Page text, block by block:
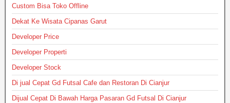
Custom Bisa Toko Offline
Dekat Ke Wisata Cipanas Garut
Developer Price
Developer Properti
Developer Stock
Di jual Cepat Gd Futsal Cafe dan Restoran Di Cianjur
Dijual Cepat Di Bawah Harga Pasaran Gd Futsal Di Cianjur